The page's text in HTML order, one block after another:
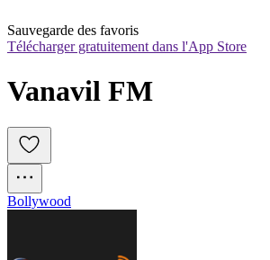
Sauvegarde des favoris
Télécharger gratuitement dans l'App Store
Vanavil FM
Bollywood